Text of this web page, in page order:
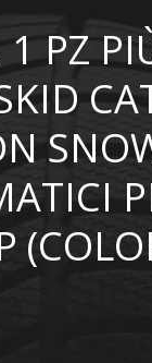
1 PZ